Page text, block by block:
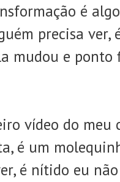
é
precisa ver,
mudou e ponto
vídeo do meu
é um
é nítido eu